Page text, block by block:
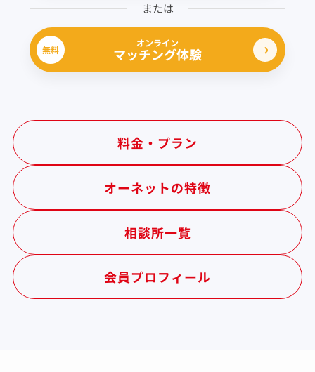
または
無料
オンライン
マッチング体験
料金・プラン
オーネットの特徴
相談所一覧
会員プロフィール